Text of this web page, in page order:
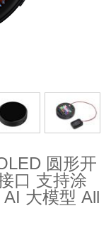
圆形开
口 支持涂
大模型 All